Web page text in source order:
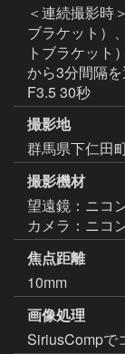
＜連続撮影時
ブラケット）
トブラケット
から3分間隔
F3.5 30秒
撮影地
群馬県下仁田
撮影機材
望遠鏡：ニコ
カメラ：ニコ
焦点距離
10mm
画像処理
SiriusCompで